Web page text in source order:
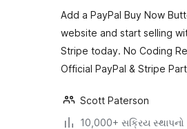
Add a PayPal Buy Now
website and start selling
Stripe today. No Coding
Official PayPal & Stripe
Scott Paterson
10,000+ સક્રિય સ્થાપનો